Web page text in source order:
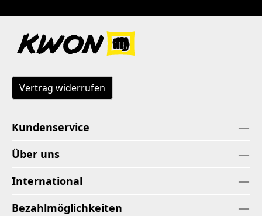
Vertrag widerrufen
Kundenservice
Über uns
International
Bezahlmöglichkeiten